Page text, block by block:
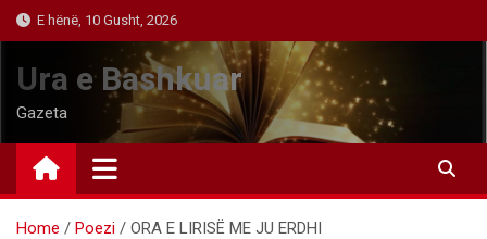
Skip
to
content
E hënë, 10 Gusht, 2026
Ura e Bashkuar
Gazeta
Home Poezi ORA E LIRISË ME JU ERDHI